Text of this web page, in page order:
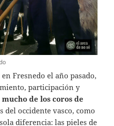
Fresnedo el año pasado,
participación y
de los coros de
del occidente vasco, como
diferencia: las pieles de